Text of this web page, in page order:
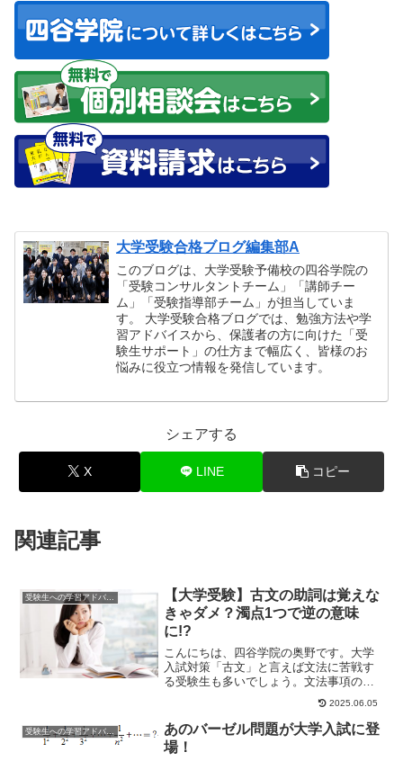
大学受験合格ブログ編集部A
このブログは、大学受験予備校の四谷学院の
「受験コンサルタントチーム」「講師チー
ム」「受験指導部チーム」が担当していま
す。 大学受験合格ブログでは、勉強方法や学
習アドバイスから、保護者の方に向けた「受
験生サポート」の仕方まで幅広く、皆様のお
悩みに役立つ情報を発信しています。
シェアする
X LINE コピー
関連記事
受験生への学習アドバイス
【大学受験】古文の助詞は覚えな
きゃダメ？濁点1つで逆の意味
に!?
こんにちは、四谷学院の奥野です。大学
入試対策「古文」と言えば文法に苦戦す
る受験生も多いでしょう。文法事項の中
でも「助動詞」に苦手意識を持つ生徒は
2025.06.05
受験生への学習アドバイス
あのバーゼル問題が大学入試に登
場！